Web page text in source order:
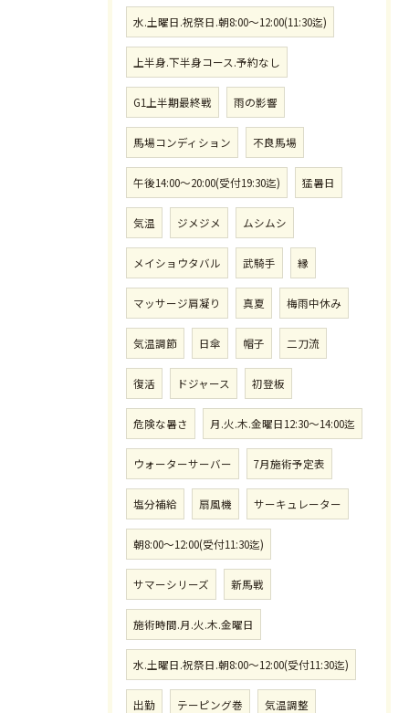
水.土曜日.祝祭日.朝8:00〜12:00(11:30迄)
上半身.下半身コース.予約なし
G1上半期最終戦 雨の影響
馬場コンディション 不良馬場
午後14:00〜20:00(受付19:30迄) 猛暑日
気温 ジメジメ ムシムシ
メイショウタバル 武騎手 縁
マッサージ肩凝り 真夏 梅雨中休み
気温調節 日傘 帽子 二刀流
復活 ドジャース 初登板
危険な暑さ 月.火.木.金曜日12:30〜14:00迄
ウォーターサーバー 7月施術予定表
塩分補給 扇風機 サーキュレーター
朝8:00〜12:00(受付11:30迄)
サマーシリーズ 新馬戦
施術時間.月.火.木.金曜日
水.土曜日.祝祭日.朝8:00〜12:00(受付11:30迄)
出勤 テーピング巻 気温調整